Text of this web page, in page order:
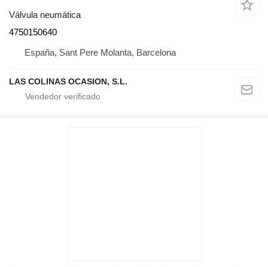
Válvula neumática
4750150640
España, Sant Pere Molanta, Barcelona
LAS COLINAS OCASION, S.L.